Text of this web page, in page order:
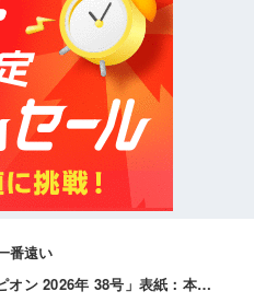
番遠い
【8/20発売】「週刊少年チャンピオン 2026年 38号」表紙：本郷柚巴